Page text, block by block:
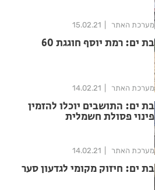
מערכת האתר 15.02.21
בת ים: רמת יוסף חוגגת 60
מערכת האתר 14.02.21
בת ים: התושבים יוכלו להזמין
פינוי פסולת חשמלית
מערכת האתר 14.02.21
בת ים: חיזוק מקומי לגדעון סער